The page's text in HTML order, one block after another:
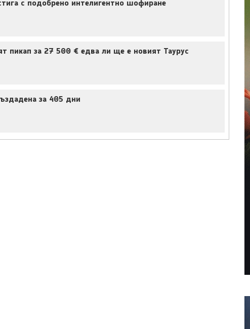
с подобрено интелигентно шофиране
пикап за 27 500 € едва ли ще е новият Таурус
за 405 дни